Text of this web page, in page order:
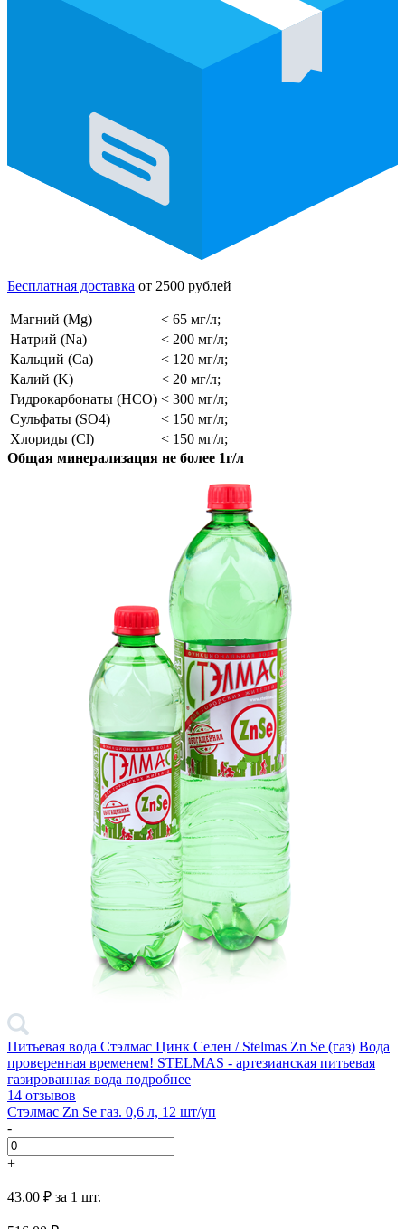
Бесплатная доставка от 2500 рублей
Магний (Mg)
< 65 мг/л;
Натрий (Na)
< 200 мг/л;
Кальций (Ca)
< 120 мг/л;
Калий (K)
< 20 мг/л;
Гидрокарбонаты (HCO) < 300 мг/л;
Сульфаты (SO4)
< 150 мг/л;
Хлориды (Cl)
< 150 мг/л;
Общая минерализация не более 1г/л
Питьевая вода Стэлмас Цинк Селен / Stelmas Zn Se (газ) Вода
проверенная временем! STELMAS - артезианская питьевая
газированная вода подробнее
14 отзывов
Стэлмас Zn Se газ. 0,6 л, 12 шт/уп
-
+
43.00 ₽ за 1 шт.